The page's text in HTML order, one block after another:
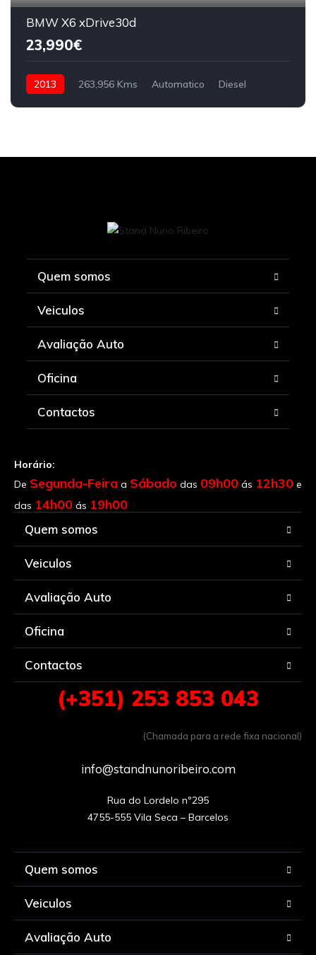
BMW X6 xDrive30d
23,990€
2013 263,956 Kms Automatico Diesel
Quem somos
Veiculos
Avaliação Auto
Oficina
Contactos
Horário:
De Segunda-Feira a Sábado das 09h00 ás 12h30 e
das 14h00 ás 19h00
Quem somos
Veiculos
Avaliação Auto
Oficina
Contactos
(+351) 253 853 043
(Chamada para a rede fixa nacional)
info@standnunoribeiro.com
Rua do Lordelo nº295
Quem somos
Veiculos
Avaliação Auto